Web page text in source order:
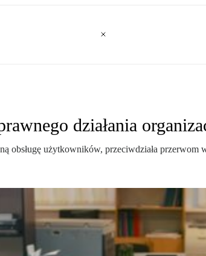
działania
obsługę użytkowników, przeciwdziała przerwom